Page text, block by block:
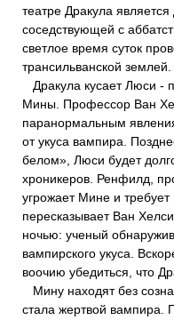
театре Дракула
соседствующей с
светлое время суток
трансильванской землей.
Дракула кусает Люси -
Мины. Профессор Baн
паранормальным
от укуса вампира.
белом», Люси будет
хроникеров. Ренфилд,
угрожает Мине и
пересказывает Ван
ночью: ученый
вампирского укуса.
воочию убедиться, что
Мину находят без
стала жертвой вампира.